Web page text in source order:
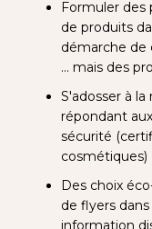
Formuler des
de produits
démarche de
... mais des
S'adosser à
répondant
sécurité
cosmétiques)
Des choix
de flyers
information